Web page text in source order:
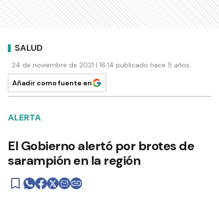
SALUD
24 de noviembre de 2021 | 16:14 publicado hace 5 años
Añadir como fuente en
ALERTA
El Gobierno alertó por brotes de
sarampión en la región